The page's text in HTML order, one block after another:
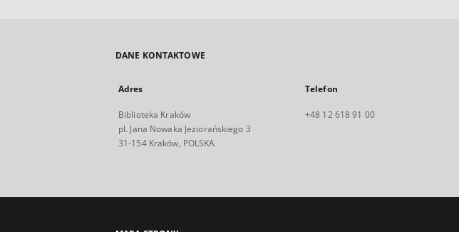
DANE KONTAKTOWE
Adres
Biblioteka Kraków
pl. Jana Nowaka Jeziorańskiego 3
31-154 Kraków, POLSKA
Telefon
+48 12 618 91 00